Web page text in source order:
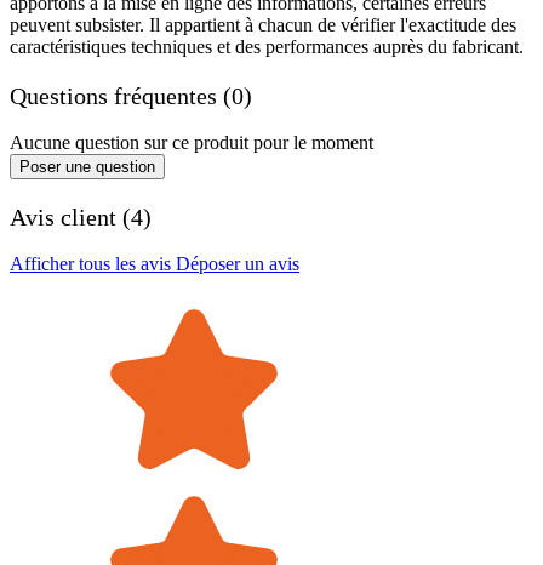
peuvent subsister. Il appartient à chacun de vérifier l'exactitude des
caractéristiques techniques et des performances auprès du fabricant.
Questions fréquentes (0)
Aucune question sur ce produit pour le moment
Poser une question
Avis client (4)
Afficher tous les avis Déposer un avis